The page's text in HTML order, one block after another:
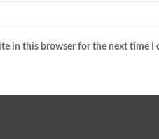
in this browser for the next time I